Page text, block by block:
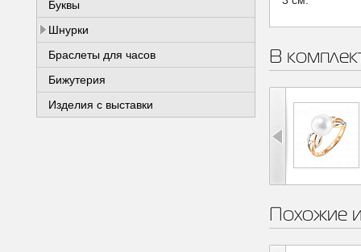
Буквы
Шнурки
Браслеты для часов
Бижутерия
Изделия с выставки
В
Похожие